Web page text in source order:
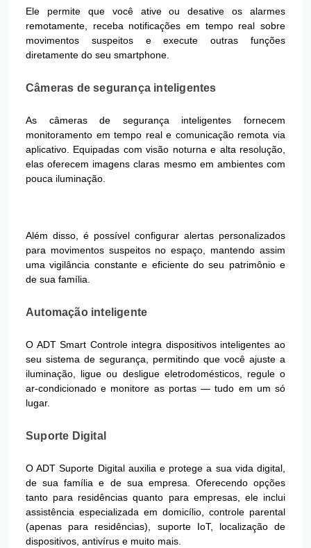
Ele permite que você ative ou desative os alarmes
remotamente, receba notificações em tempo real sobre
movimentos suspeitos e execute outras funções
diretamente do seu smartphone.
Câmeras de segurança inteligentes
As câmeras de segurança inteligentes fornecem
monitoramento em tempo real e comunicação remota via
aplicativo. Equipadas com visão noturna e alta resolução,
elas oferecem imagens claras mesmo em ambientes com
pouca iluminação.
Além disso, é possível configurar alertas personalizados
para movimentos suspeitos no espaço, mantendo assim
uma vigilância constante e eficiente do seu patrimônio e
de sua família.
Automação inteligente
O ADT Smart Controle integra dispositivos inteligentes ao
seu sistema de segurança, permitindo que você ajuste a
iluminação, ligue ou desligue eletrodomésticos, regule o
ar-condicionado e monitore as portas — tudo em um só
lugar.
Suporte Digital
O ADT Suporte Digital auxilia e protege a sua vida digital,
de sua família e de sua empresa. Oferecendo opções
tanto para residências quanto para empresas, ele inclui
assistência especializada em domicílio, controle parental
(apenas para residências), suporte IoT, localização de
dispositivos, antivírus e muito mais.